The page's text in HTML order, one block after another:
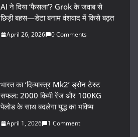
AI ने दिया ‘फैसला’? Grok के जवाब से
छिड़ी बहस—डेटा बनाम वंशवाद में किसे बढ़त
April 26, 2026 0 Comments
भारत का ‘दिव्यास्त्र Mk2’ ड्रोन टेस्ट
सफल: 2000 किमी रेंज और 100KG
पेलोड के साथ बदलेगा युद्ध का भविष्य
April 1, 2026 1 Comment